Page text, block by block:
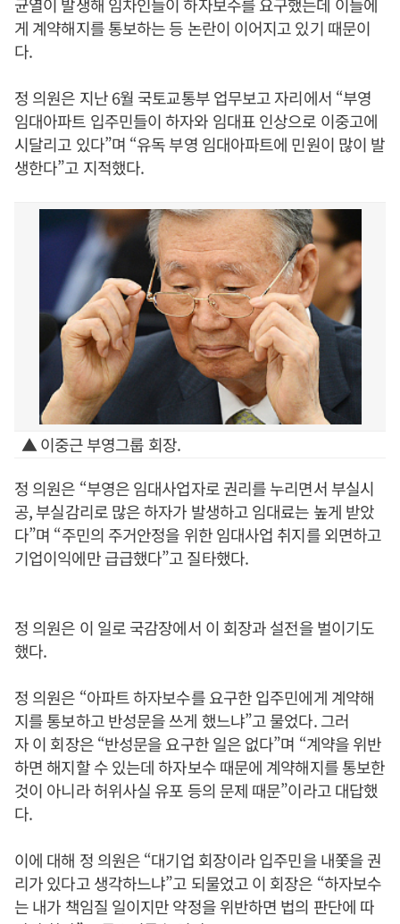
게 계약해지를 통보하는 등 논란이 이어지고 있기 때문이
다.
정 의원은 지난 6월 국토교통부 업무보고 자리에서 “부영
임대아파트 입주민들이 하자와 임대표 인상으로 이중고에
시달리고 있다”며 “유독 부영 임대아파트에 민원이 많이 발
생한다”고 지적했다.
▲ 이중근 부영그룹 회장.
정 의원은 “부영은 임대사업자로 권리를 누리면서 부실시
공, 부실감리로 많은 하자가 발생하고 임대료는 높게 받았
다”며 “주민의 주거안정을 위한 임대사업 취지를 외면하고
기업이익에만 급급했다”고 질타했다.
정 의원은 이 일로 국감장에서 이 회장과 설전을 벌이기도
했다.
정 의원은 “아파트 하자보수를 요구한 입주민에게 계약해
지를 통보하고 반성문을 쓰게 했느냐”고 물었다. 그러
자 이 회장은 “반성문을 요구한 일은 없다”며 “계약을 위반
하면 해지할 수 있는데 하자보수 때문에 계약해지를 통보한
것이 아니라 허위사실 유포 등의 문제 때문”이라고 대답했
다.
이에 대해 정 의원은 “대기업 회장이라 입주민을 내쫓을 권
리가 있다고 생각하느냐”고 되물었고 이 회장은 “하자보수
는 내가 책임질 일이지만 약정을 위반하면 법의 판단에 따